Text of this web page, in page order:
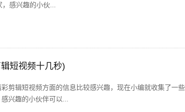
感兴趣的小伙...
短视频十几秒)
剪辑短视频方面的信息比较感兴趣，现在小编就收集了一
兴趣的小伙伴可以...